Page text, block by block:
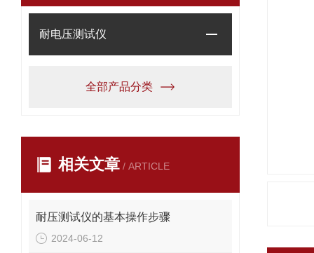
耐电压测试仪
全部产品分类
相关文章 / ARTICLE
耐压测试仪的基本操作步骤
2024-06-12